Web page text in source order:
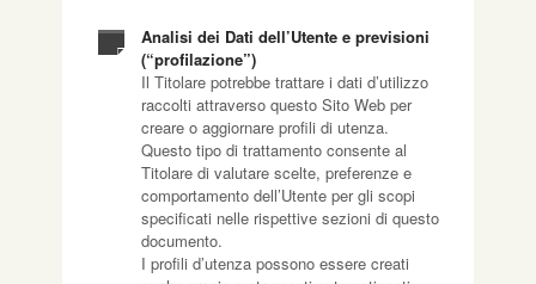
Analisi dei Dati dell’Utente e previsioni
(“profilazione”)
Il Titolare potrebbe trattare i dati d’utilizzo
raccolti attraverso questo Sito Web per
creare o aggiornare profili di utenza.
Questo tipo di trattamento consente al
Titolare di valutare scelte, preferenze e
comportamento dell’Utente per gli scopi
specificati nelle rispettive sezioni di questo
documento.
I profili d’utenza possono essere creati